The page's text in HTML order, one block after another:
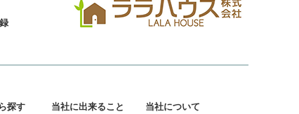
探す 当社に出来ること 当社について